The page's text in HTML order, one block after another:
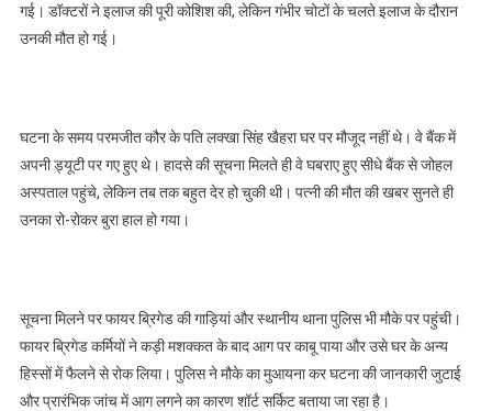
गई। डॉक्टरों ने इलाज की पूरी कोशिश की, लेकिन गंभीर चोटों के चलते इलाज के दौरान
उनकी मौत हो गई।
घटना के समय परमजीत कौर के पति लक्खा सिंह खैहरा घर पर मौजूद नहीं थे। वे बैंक में
अपनी ड्यूटी पर गए हुए थे। हादसे की सूचना मिलते ही वे घबराए हुए सीधे बैंक से जोहल
अस्पताल पहुंचे, लेकिन तब तक बहुत देर हो चुकी थी। पत्नी की मौत की खबर सुनते ही
उनका रो-रोकर बुरा हाल हो गया।
सूचना मिलने पर फायर ब्रिगेड की गाड़ियां और स्थानीय थाना पुलिस भी मौके पर पहुंची।
फायर ब्रिगेड कर्मियों ने कड़ी मशक्कत के बाद आग पर काबू पाया और उसे घर के अन्य
हिस्सों में फैलने से रोक लिया। पुलिस ने मौके का मुआयना कर घटना की जानकारी जुटाई
और प्रारंभिक जांच में आग लगने का कारण शॉर्ट सर्किट बताया जा रहा है।